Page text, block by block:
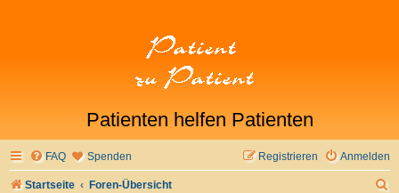
Patienten helfen Patienten
FAQ Spenden Anmelden
Registrieren
Startseite Foren-Übersicht